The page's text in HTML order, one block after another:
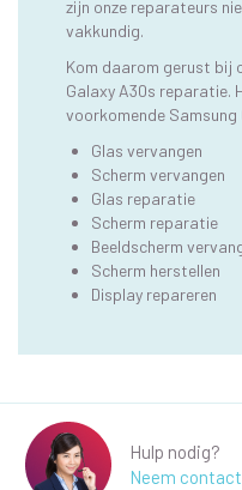
zijn onze reparateurs
vakkundig.
Kom daarom gerust bij
Galaxy A30s reparatie.
voorkomende
Glas vervangen
Scherm vervangen
Glas reparatie
Scherm reparatie
Beeldscherm
Scherm herstellen
Display repareren
Hulp nodig?
Neem